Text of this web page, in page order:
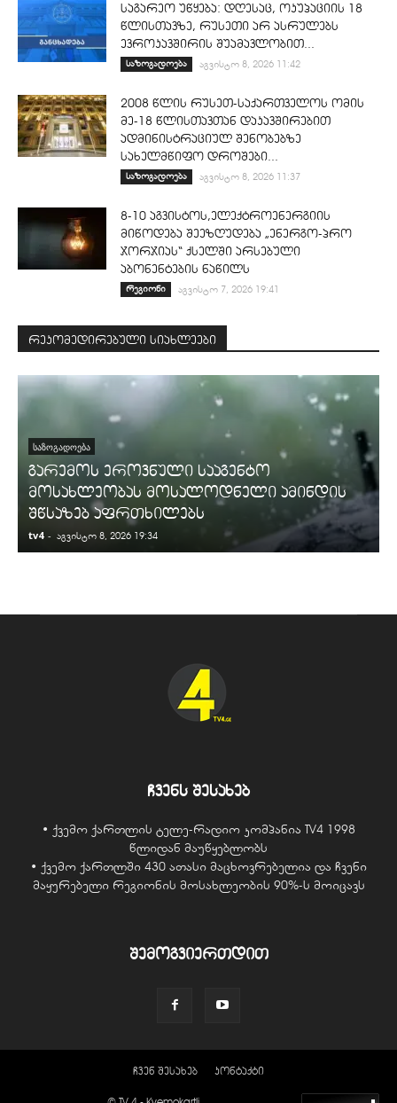
საგარეო უწყება: დღესაც, ოკუპაციის 18
წლისთავზე, რუსეთი არ ასრულებს
ევროკავშირის შუამავლობით...
საზოგადოება აგვისტო 8, 2026 11:42
2008 წლის რუსეთ-საქართველოს ომის
მე-18 წლისთავთან დაკავშირებით
ადმინისტრაციულ შენობებზე
სახელმწიფო დროშები...
საზოგადოება აგვისტო 8, 2026 11:37
8-10 აგვისტოს,ელექტროენერგიის
მიწოდება შეეზღუდება „ენერგო-პრო
ჯორჯიას“ ქსელში არსებული
აბონენტების ნაწილს
რეგიონი აგვისტო 7, 2026 19:41
რეკომედირებული სიახლეები
ᲡᲐᲖᲝᲒᲐᲓᲝᲔᲑᲐ
გარემოს ეროვნული სააგენტო
მოსახლეობას მოსალოდნელი ამინდის
შწსაზებ აფრთხილებს
tv4 - აგვისტო 8, 2026 19:34
ჩვენს შესახებ
• ქვემო ქართლის ტელე-რადიო კომპანია TV4 1998
წლიდან მაუწყებლობს
• ქვემო ქართლში 430 ათასი მაცხოვრებელია და ჩვენი
მაყურებელი რეგიონის მოსახლეობის 90%-ს მოიცავს
შემოგვიერთდით
ჩვენ შესახებ კონტაქტი